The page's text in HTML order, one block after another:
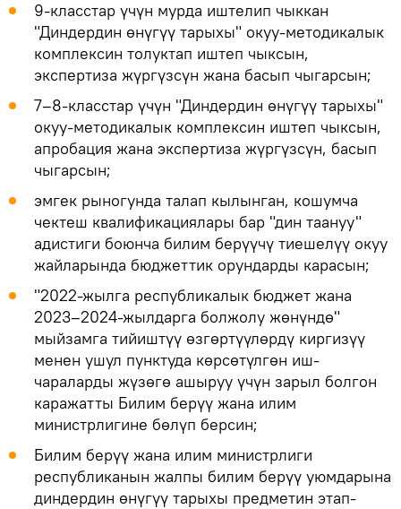
9-класстар үчүн мурда иштелип чыккан
"Диндердин өнүгүү тарыхы" окуу-методикалык
комплексин толуктап иштеп чыксын,
экспертиза жүргүзсүн жана басып чыгарсын;
7–8-класстар үчүн "Диндердин өнүгүү тарыхы"
окуу-методикалык комплексин иштеп чыксын,
апробация жана экспертиза жүргүзсүн, басып
чыгарсын;
эмгек рыногунда талап кылынган, кошумча
чектеш квалификациялары бар "дин таануу"
адистиги боюнча билим берүүчү тиешелүү окуу
жайларында бюджеттик орундарды карасын;
"2022-жылга республикалык бюджет жана
2023–2024-жылдарга болжолу жөнүндө"
мыйзамга тийиштүү өзгөртүүлөрдү киргизүү
менен ушул пунктуда көрсөтүлгөн иш-
чараларды жүзөгө ашыруу үчүн зарыл болгон
каражатты Билим берүү жана илим
министрлигине бөлүп берсин;
Билим берүү жана илим министрлиги
республиканын жалпы билим берүү уюмдарына
диндердин өнүгүү тарыхы предметин этап-